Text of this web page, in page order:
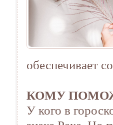
обеспечивает
КОМУ
У кого в